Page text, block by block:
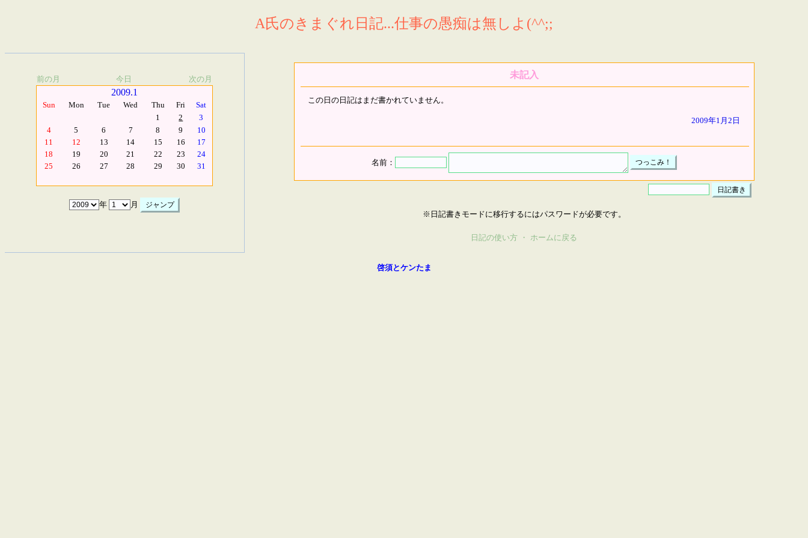
A氏のきまぐれ日記...仕事の愚痴は無しよ(^^;;
前の月 今日 次の月
2009.1
Sun Mon Tue Wed Thu Fri
Sat
1
2
3
4
5 6 7 8 9
10
11
12 13 14 15 16
17
18
19 20 21 22 23
24
25
26 27 28 29 30 31
年 月
未記入
この日の日記はまだ書かれていません。
2009年1月2日
名前：
※日記書きモードに移行するにはパスワードが必要です。
日記の使い方 ・ ホームに戻る
啓須とケンたま